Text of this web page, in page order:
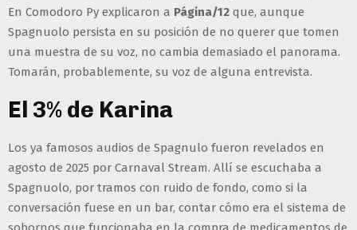
En Comodoro Py explicaron a Página/12 que, aunque
Spagnuolo persista en su posición de no querer que tomen
una muestra de su voz, no cambia demasiado el panorama.
Tomarán, probablemente, su voz de alguna entrevista.
El 3% de Karina
Los ya famosos audios de Spagnulo fueron revelados en
agosto de 2025 por Carnaval Stream. Allí se escuchaba a
Spagnuolo, por tramos con ruido de fondo, como si la
conversación fuese en un bar, contar cómo era el sistema de